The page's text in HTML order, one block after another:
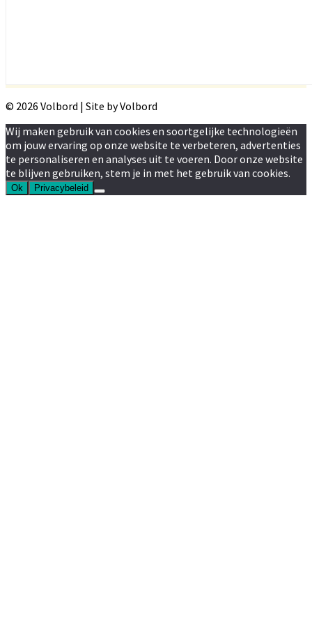
© 2026 Volbord | Site by Volbord
Wij maken gebruik van cookies en soortgelijke technologieën
om jouw ervaring op onze website te verbeteren, advertenties
te personaliseren en analyses uit te voeren. Door onze website
te blijven gebruiken, stem je in met het gebruik van cookies.
Ok Privacybeleid